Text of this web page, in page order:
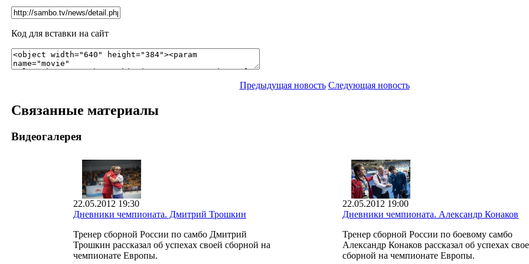
Код для вставки на сайт
Предыдущая новость Следующая новость
Связанные материалы
Видеогалерея
22.05.2012 19:30
Дневники чемпионата. Дмитрий Трошкин
Тренер сборной России по самбо Дмитрий
Трошкин рассказал об успехах своей сборной на
чемпионате Европы.
22.05.2012 19:00
Дневники чемпионата. Александр Конаков
Тренер сборной России по боевому самбо
Александр Конаков рассказал об успехах
сборной на чемпионате Европы.